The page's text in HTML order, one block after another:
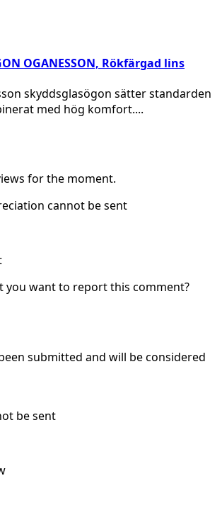
OGANESSON, Rökfärgad lins
skyddsglasögon sätter standarden
med hög komfort....
for the moment.
cannot be sent
you want to report this comment?
submitted and will be considered
be sent